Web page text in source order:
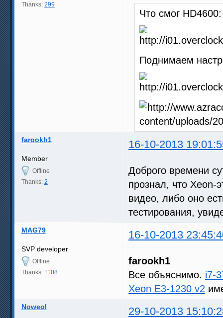
Thanks: 299
Что смог HD4600:
Поднимаем
farookh1 16-10-2013
Member
Offline
Thanks: 2
Доброго времени
прознал, что Xeon-
видео, либо оно
тестирования,
MAG79 16-10-2013
SVP developer
Offline
Thanks: 1108
farookh1
Все объяснимо. i7-
Xeon E3-1230 v2
Noweol 29-10-2013